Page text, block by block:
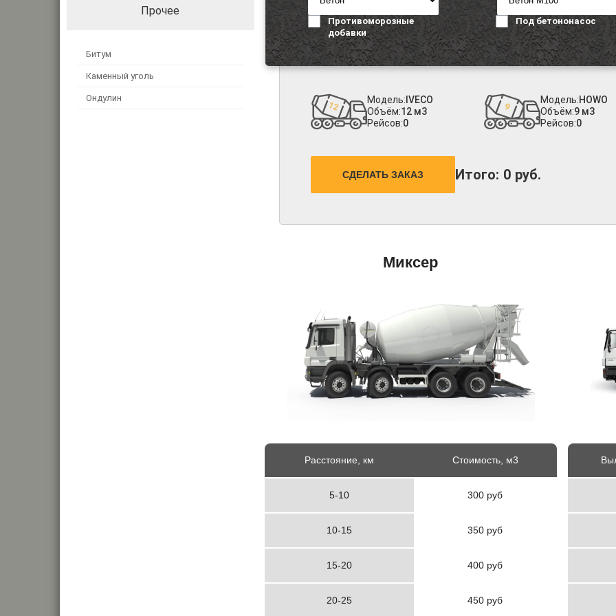
Прочее
Битум
Каменный уголь
Ондулин
Противоморозные
добавки
Под бетононасос
Модель: IVECO
Объём:12 м3
Рейсов:0
Модель:HOWO
Объём:9 м3
Рейсов:0
Итого: 0 руб.
СДЕЛАТЬ ЗАКАЗ
Миксер
Расстояние, км Стоимость, м3
5-10 300 руб
10-15 350 руб
15-20 400 руб
20-25 450 руб